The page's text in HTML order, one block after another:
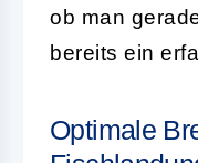
ob man
bereits ein
Optimale